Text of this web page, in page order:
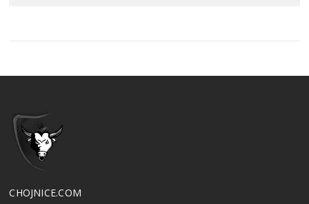
CHOJNICE.COM